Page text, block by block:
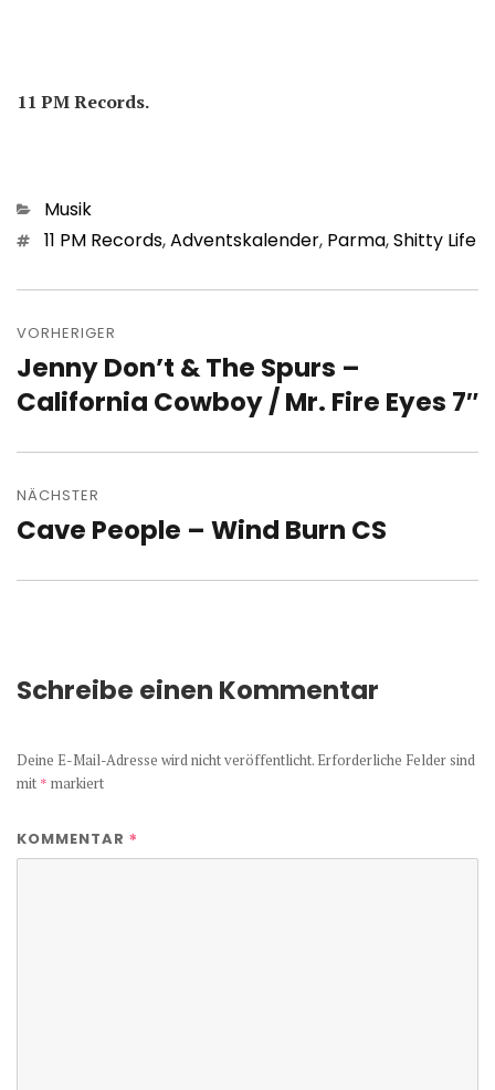
11 PM Records.
Kategorien
Musik
Schlagwörter
11 PM Records,Adventskalender, Parma,Shitty Life
VORHERIGER
Vorheriger
Beitrag:
Jenny Don’t & The Spurs –
California Cowboy / Mr. Fire Eyes 7″
NÄCHSTER
Nächster
Cave People – Wind Burn CS
Schreibe einen Kommentar
Deine E-Mail-Adresse wird nicht veröffentlicht. Erforderliche Felder sind
mit * markiert
KOMMENTAR *